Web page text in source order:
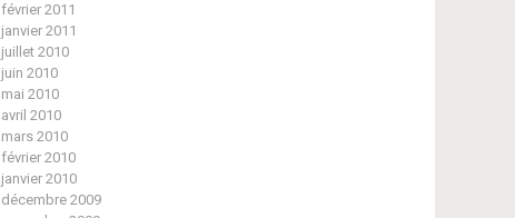
février 2011
janvier 2011
juillet 2010
juin 2010
mai 2010
avril 2010
mars 2010
février 2010
janvier 2010
décembre 2009